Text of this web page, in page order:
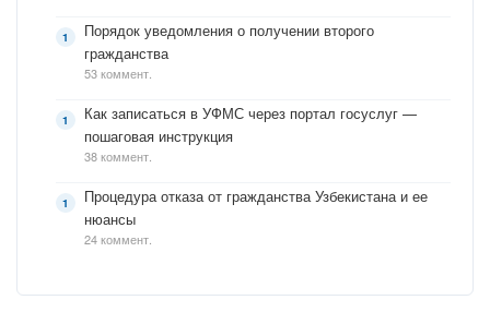
Порядок уведомления о получении второго
гражданства
53 коммент.
Как записаться в УФМС через портал госуслуг —
пошаговая инструкция
38 коммент.
Процедура отказа от гражданства Узбекистана и ее
нюансы
24 коммент.